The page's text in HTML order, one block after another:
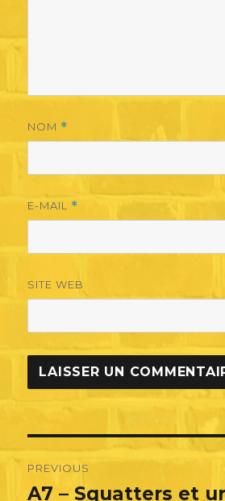
NOM *
E-MAIL *
SITE WEB
Navigation
de
PREVIOUS
Previous
A7 – Squatters et